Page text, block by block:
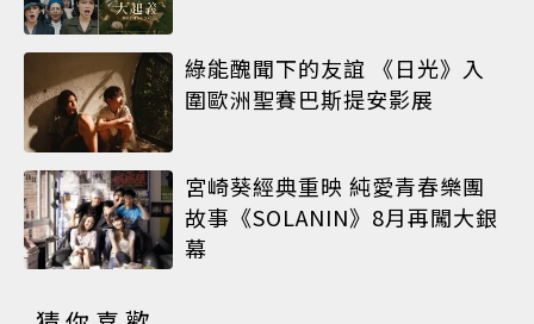
綠能醜聞下的友誼 《日光》入
圍歐洲聖賽巴斯提安影展
宮崎葵經典重映 純愛青春樂團
故事《SOLANIN》8月再闖大銀
幕